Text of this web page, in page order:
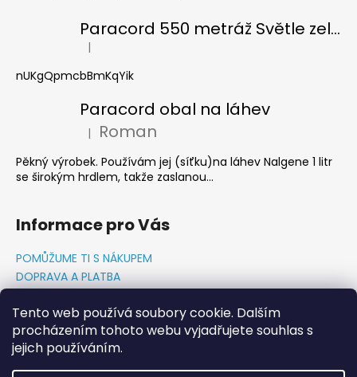
Tento web používá soubory cookie. Dalším
procházením tohoto webu vyjadřujete souhlas s
jejich používáním.
Paracord 550 metráž Světle zelená
Hodnocení produktu je 5 z 5 hvězdiček.
|
nUKgQpmcbBmKqYik
Paracord obal na láhev
Hodnocení produktu je 5 z 5 hvězdiček.
| Roman
Pěkný výrobek. Používám jej (síťku)na láhev Nalgene 1 litr
se širokým hrdlem, takže zaslanou...
Informace pro Vás
POMŮŽUME TI S NÁKUPEM
DOPRAVA A PLATBA
GDPR PODMÍNKY
Napište nám
KONTAKTY